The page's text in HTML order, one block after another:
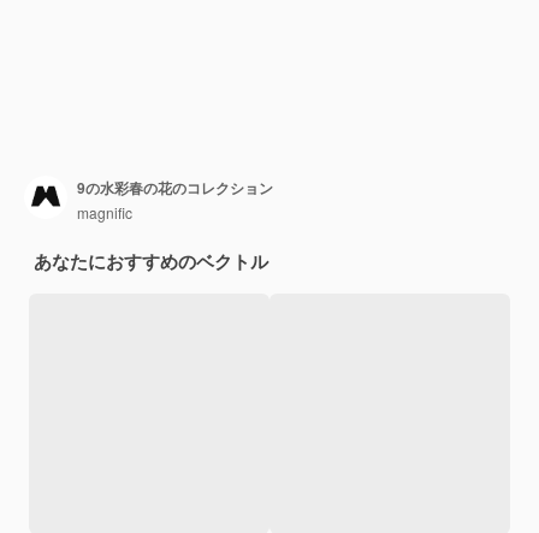
9の水彩春の花のコレクション
magnific
あなたにおすすめのベクトル